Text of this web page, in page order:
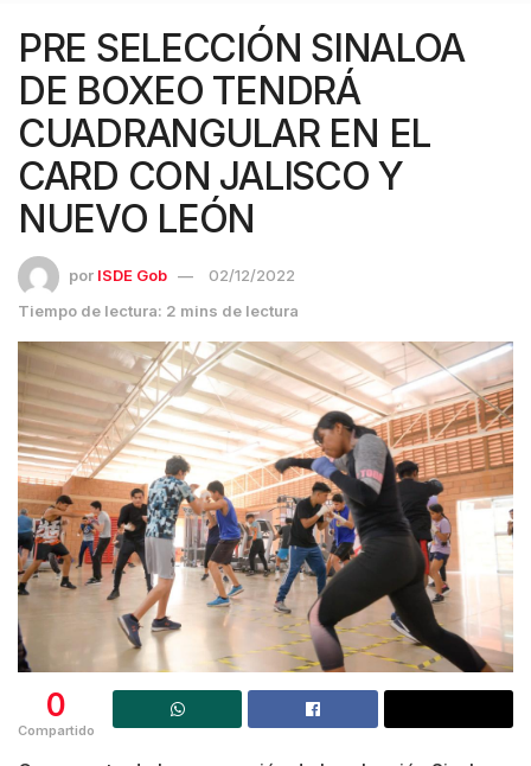
PRE SELECCIÓN SINALOA
DE BOXEO TENDRÁ
CUADRANGULAR EN EL
CARD CON JALISCO Y
NUEVO LEÓN
por ISDE Gob
02/12/2022
Tiempo de lectura: 2 mins de lectura
0
Compartido